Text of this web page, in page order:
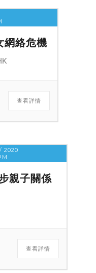
網絡危機
查看詳情
2020
親子關係
查看詳情